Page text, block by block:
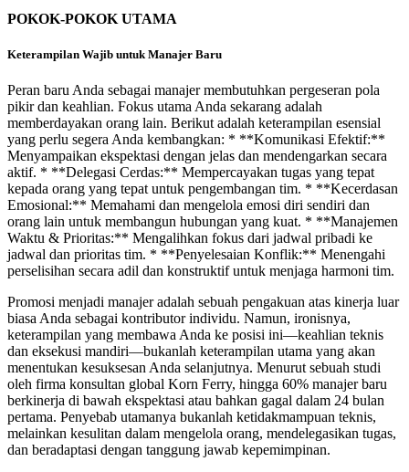
POKOK-POKOK UTAMA
Keterampilan Wajib untuk Manajer Baru
Peran baru Anda sebagai manajer membutuhkan pergeseran pola
pikir dan keahlian. Fokus utama Anda sekarang adalah
memberdayakan orang lain. Berikut adalah keterampilan esensial
yang perlu segera Anda kembangkan: * **Komunikasi Efektif:**
Menyampaikan ekspektasi dengan jelas dan mendengarkan secara
aktif. * **Delegasi Cerdas:** Mempercayakan tugas yang tepat
kepada orang yang tepat untuk pengembangan tim. * **Kecerdasan
Emosional:** Memahami dan mengelola emosi diri sendiri dan
orang lain untuk membangun hubungan yang kuat. * **Manajemen
Waktu & Prioritas:** Mengalihkan fokus dari jadwal pribadi ke
jadwal dan prioritas tim. * **Penyelesaian Konflik:** Menengahi
perselisihan secara adil dan konstruktif untuk menjaga harmoni tim.
Promosi menjadi manajer adalah sebuah pengakuan atas kinerja luar
biasa Anda sebagai kontributor individu. Namun, ironisnya,
keterampilan yang membawa Anda ke posisi ini—keahlian teknis
dan eksekusi mandiri—bukanlah keterampilan utama yang akan
menentukan kesuksesan Anda selanjutnya. Menurut sebuah studi
oleh firma konsultan global Korn Ferry, hingga 60% manajer baru
berkinerja di bawah ekspektasi atau bahkan gagal dalam 24 bulan
pertama. Penyebab utamanya bukanlah ketidakmampuan teknis,
melainkan kesulitan dalam mengelola orang, mendelegasikan tugas,
dan beradaptasi dengan tanggung jawab kepemimpinan.